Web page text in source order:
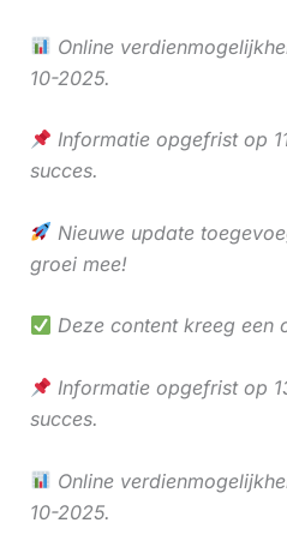
Online
10-2025.
Informatie opgefrist op
succes.
Nieuwe update
groei mee!
Deze content kreeg een
Informatie opgefrist op
succes.
Online
10-2025.